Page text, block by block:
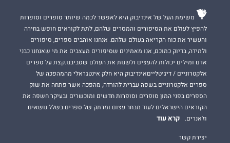
משימת העל של אינדיבוק היא לאפשר לכמה שיותר סופרים וסופרות
להפיץ לעולם את הסיפורים והמסרים שלהם, לתת לקוראים חופש בחירה
והעשיר את כוח הקריאה בעולם שלהם. אנחנו אוהבים ספרים, סיפורים
ולמידה, בדיוק כמוכם, אנו מאמינים שסיפורים מעצבים את מי שאנחנו כבני
אדם ומילים יכולות להעצים ולשנות את העולם שסביבנו.קצת על ספרים
אלקטרוניים / דיגיטלייםאינדיבוק היא חלק אינטגראלי מהמהפכה של
ספרים אלקטרוניים בשפה עברית להורדה, מהפכה אשר פתחה את שוק
הספרים בפני המון סופרים וסופרות חדשים ומוכשרים ובעיקר חשפה את
הקוראים הישראלים לעוד מבחר עצום ומרתק של ספרים בשלל נושאים
וז'אנרים.
קרא עוד
יצירת קשר